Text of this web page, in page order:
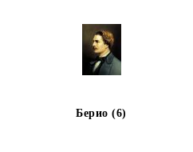
Берио (6)